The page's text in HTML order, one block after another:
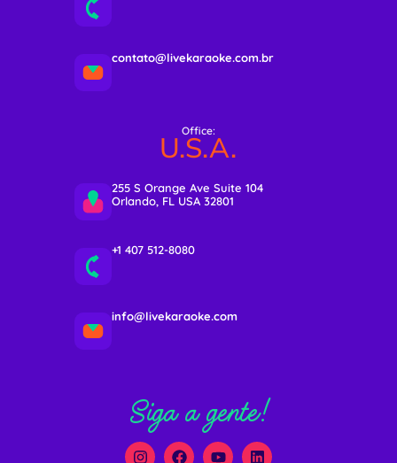
contato@livekaraoke.com.br
Office:
U.S.A.
255 S Orange Ave Suite 104
Orlando, FL USA 32801
+1 407 512-8080
info@livekaraoke.com
Siga a gente!